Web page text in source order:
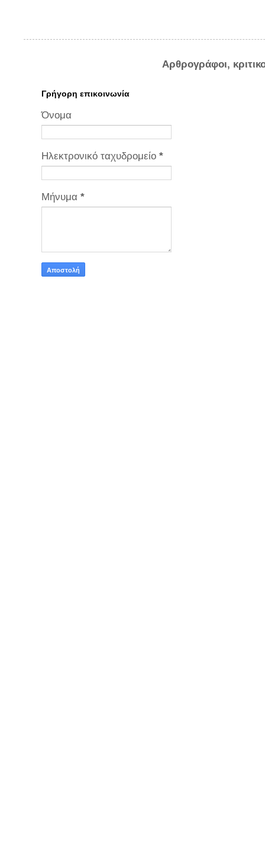
Αρθρογράφοι,
Γρήγορη επικοινωνία
Όνομα
Ηλεκτρονικό ταχυδρομείο *
Μήνυμα *